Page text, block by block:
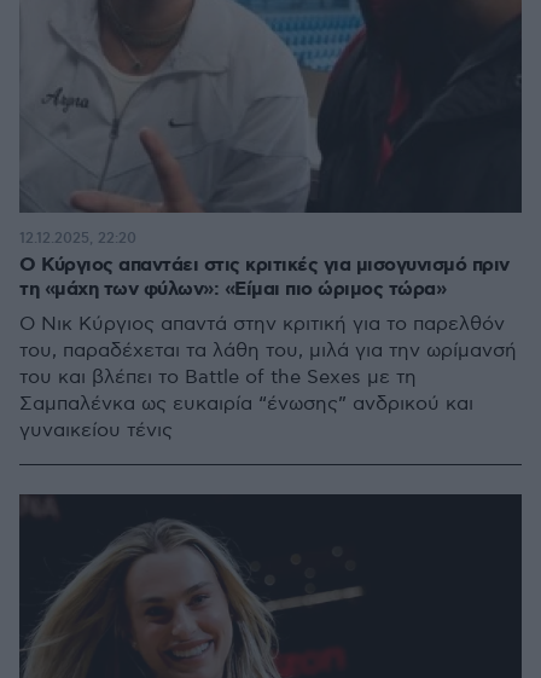
Ο Κύργιος απαντάει στις κριτικές για μισογυνισμό πριν
τη «μάχη των φύλων»: «Είμαι πιο ώριμος τώρα»
Ο Νικ Κύργιος απαντά στην κριτική για το παρελθόν
του, παραδέχεται τα λάθη του, μιλά για την ωρίμανσή
του και βλέπει το Battle of the Sexes με τη
Σαμπαλένκα ως ευκαιρία “ένωσης” ανδρικού και
γυναικείου τένις
12.12.2025, 22:20